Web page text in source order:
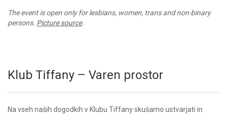
The event is open only for lesbians, women, trans and non-binary
persons. Picture source.
Klub Tiffany – Varen prostor
Na vseh naših dogodkih v Klubu Tiffany skušamo ustvarjati in